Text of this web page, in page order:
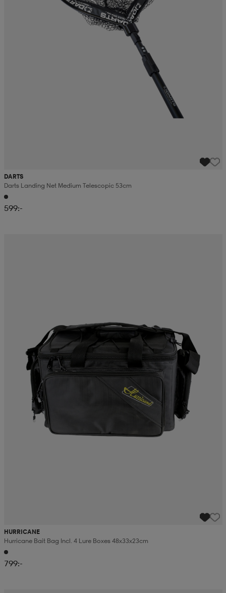
DARTS
Darts Landing Net Medium Telescopic 53cm
599:-
HURRICANE
Hurricane Bait Bag Incl. 4 Lure Boxes 48x33x23cm
799:-